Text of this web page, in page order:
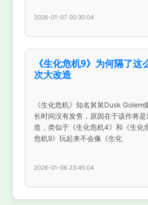
2026-01-07 00:30:04
《生化危机9》为何隔了
次大改造
《生化危机》知名舅舅Dusk
长时间没有发售，原因在于该作将
造，类似于《生化危机4》和《生化
危机9》玩起来不会像《生化
2026-01-06 23:45:04